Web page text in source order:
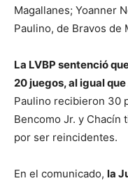
Magallanes; Yoanner
Paulino, de Bravos de
La LVBP sentenció
20 juegos, al igual
Paulino recibieron 30
Bencomo Jr. y Chacín
por ser reincidentes.
En el comunicado, la